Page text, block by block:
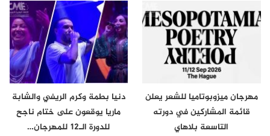
مهرجان ميزوبوتاميا للشعر يعلن
قائمة المشاركين في دورته
التاسعة بلاهاي
دنيا بطمة وكرم الريفي والشابة
ماريا يوقعون على ختام ناجح
للدورة الـ12 للمهرجان…